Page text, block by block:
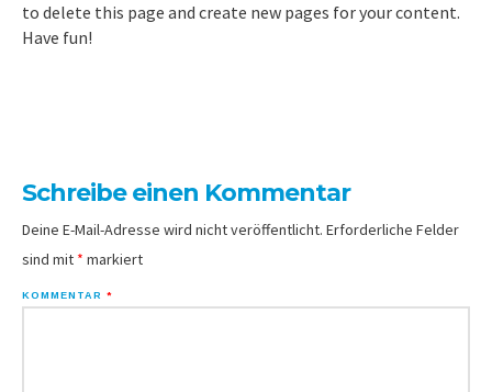
to delete this page and create new pages for your content.
Have fun!
Schreibe einen Kommentar
Deine E-Mail-Adresse wird nicht veröffentlicht. Erforderliche Felder
sind mit * markiert
KOMMENTAR *